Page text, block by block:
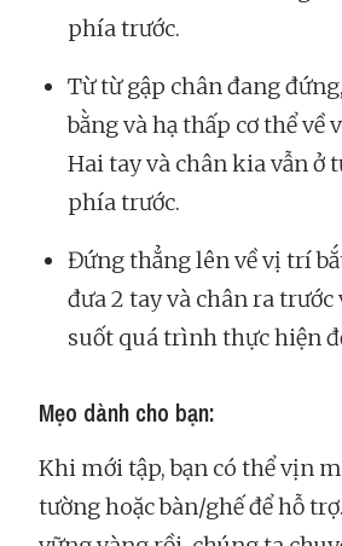
phía trước.
Từ từ gập chân đang
bằng và hạ thấp cơ thể về
Hai tay và chân kia vẫn ở
phía trước.
Đứng thẳng lên về vị trí
đưa 2 tay và chân ra
suốt quá trình thực hiện
Mẹo dành cho bạn:
Khi mới tập, bạn có thể vịn
tường hoặc bàn/ghế để hỗ